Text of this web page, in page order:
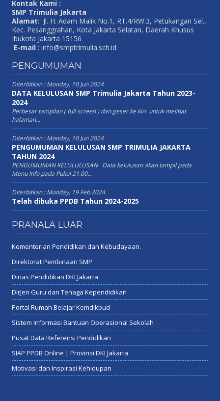
Kontak Kami :
SMP Trimulia Jakarta
Alamat: Jl. H. Adam Malik No.1, RT.4/RW.3, Petukangan Sel.,
Kec. Pesanggrahan, Kota Jakarta Selatan, Daerah Khusus
Ibukota Jakarta 15156
E-mail : info@smptrimulia.sch.id
PENGUMUMAN
Diterbitkan :Monday, 10 Jun 2024
DATA KELULUSAN SMP Trimulia Jakarta Tahun 2023-
2024
Perbesar tampilan ( full screen ) dan geser ke kiri untuk melihat
halaman...
Diterbitkan :Monday, 10 Jun 2024
PENGUMUMAN KELULUSAN SMP TRIMULIA JAKARTA
TAHUN 2024
PENGUMUMAN KELULULUSAN Data kelulusan akan tampil pada
Menu Info pada Pukul 21.00...
Diterbitkan :Monday, 19 Feb 2024
Telah dibuka PPDB Tahun 2024-2025
PRANALA LUAR
Kementerian Pendidikan dan Kebudayaan.
Direktorat Pembinaan SMP
Dinas Pendidikan DKI Jakarta
DirJen Guru dan Tenaga Kependidikan
Portal Rumah Belajar Kemdikbud
Sistem Informasi Bantuan Operasional Sekolah
Pusat Data Referensi Pendidikan
SIAP PPDB Online | Provinsi DKI Jakarta
Motivasi dan Inspirasi Kehidupan